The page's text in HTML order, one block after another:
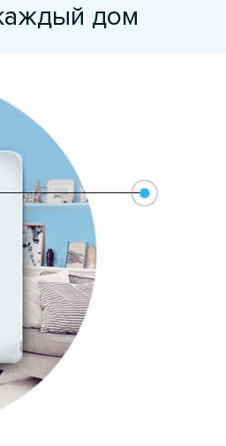
дом
2 Ноября 2016
Panasonic представил новую
серию климатических
комплексов